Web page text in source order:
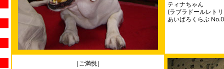
ティナちゃん
(ラブラドールレト
あいばろくらぶ
［ご満悦］